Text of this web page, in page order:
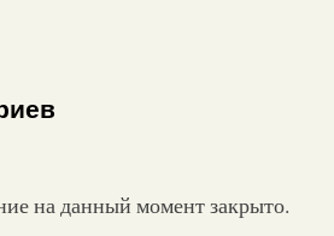
на данный момент закрыто.